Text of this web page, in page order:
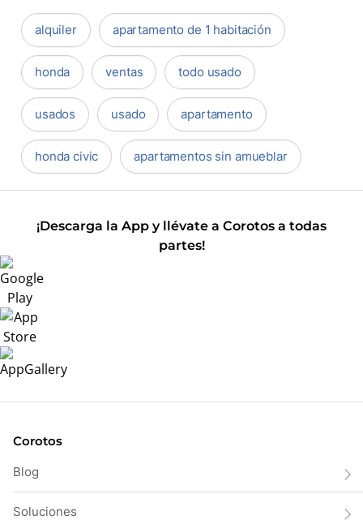
alquiler apartamento de 1 habitación
honda ventas todo usado
usados usado apartamento
honda civic apartamentos sin amueblar
¡Descarga la App y llévate a Corotos a todas
partes!
Corotos
Blog
Soluciones